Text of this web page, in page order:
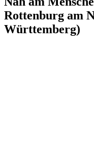
Rottenburg am
Württemberg)